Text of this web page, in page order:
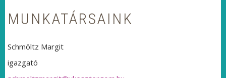
MUNKATÁRSAINK
Schmöltz Margit
igazgató